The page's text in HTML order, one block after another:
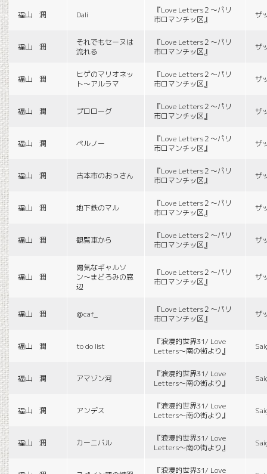
福山 潤 Dali
『Love Letters２〜パリ
市ロマンチッ区』
ザ
福山 潤
それでもセーヌは
流れる
『Love Letters２〜パリ
市ロマンチッ区』
ザ
福山 潤
ヒゲのマリオネッ
ト〜アルラマ
『Love Letters２〜パリ
市ロマンチッ区』
ザ
福山 潤 プロローグ
『Love Letters２〜パリ
市ロマンチッ区』
ザ
福山 潤 ペルノー
『Love Letters２〜パリ
市ロマンチッ区』
ザ
福山 潤 古本市のおっさん
『Love Letters２〜パリ
市ロマンチッ区』
ザ
福山 潤 地下鉄のマル
『Love Letters２〜パリ
市ロマンチッ区』
ザ
福山 潤 観覧車から
『Love Letters２〜パリ
市ロマンチッ区』
ザ
福山 潤
陽気なギャルソ
ン〜まどろみの窓
辺
『Love Letters２〜パリ
市ロマンチッ区』
ザ
福山 潤 ＠caf_
『Love Letters２〜パリ
市ロマンチッ区』
ザ
福山 潤 to do list
『浪漫的世界31/ Love
Letters〜南の街より』
福山 潤 アマゾン河
『浪漫的世界31/ Love
Letters〜南の街より』
福山 潤 アンデス
『浪漫的世界31/ Love
Letters〜南の街より』
福山 潤 カーニバル
『浪漫的世界31/ Love
Letters〜南の街より』
『浪漫的世界31/ Love